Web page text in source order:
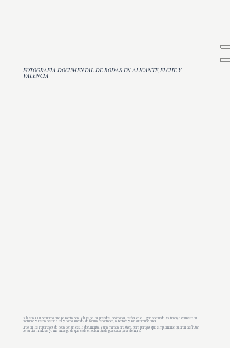
FOTOGRAFÍA DOCUMENTAL DE BODAS EN ALICANTE, ELCHE Y
VALENCIA
Si buscáis un recuerdo que se sienta real y huís de los posados incómodos, estáis en el lugar adecuado. Mi trabajo consiste en
capturar vuestra historia tal y como sucede: de forma espontánea, auténtica y sin interrupciones.
Creo en los reportajes de boda con un estilo documental y una mirada artística, para parejas que simplemente quieren disfrutar
de su día mientras yo me encargo de que cada emoción quede guardada para siempre.